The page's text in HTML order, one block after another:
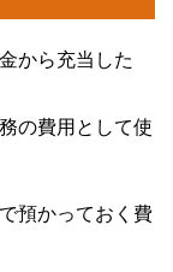
から充当した
の費用として使
預かっておく費